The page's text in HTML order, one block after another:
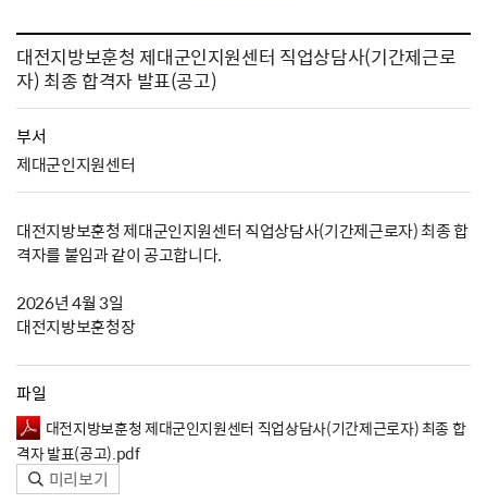
대전지방보훈청 제대군인지원센터 직업상담사(기간제근로
자) 최종 합격자 발표(공고)
부서
제대군인지원센터
대전지방보훈청 제대군인지원센터 직업상담사(기간제근로자) 최종 합
격자를 붙임과 같이 공고합니다.
2026년 4월 3일
대전지방보훈청장
파일
대전지방보훈청 제대군인지원센터 직업상담사(기간제근로자) 최종 합
격자 발표(공고).pdf
미리보기